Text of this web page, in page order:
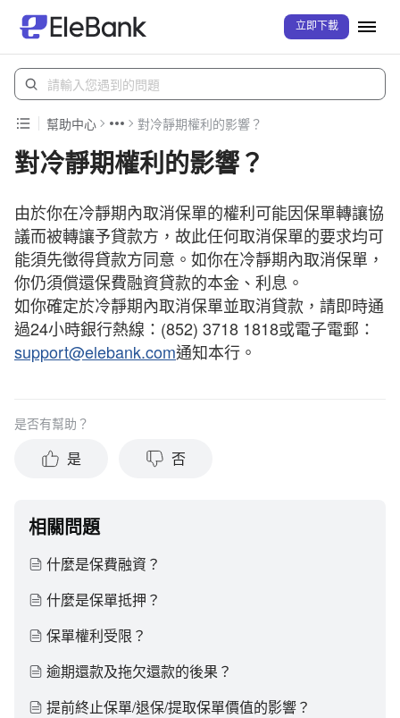
立即下載
幫助中心 對冷靜期權利的影響？
對冷靜期權利的影響？
由於你在冷靜期內取消保單的權利可能因保單轉讓協
議而被轉讓予貸款方，故此任何取消保單的要求均可
能須先徵得貸款方同意。如你在冷靜期內取消保單，
你仍須償還保費融資貸款的本金、利息。
如你確定於冷靜期內取消保單並取消貸款，請即時通
過24小時銀行熱線：(852) 3718 1818或電子電郵：
support@elebank.com通知本行。
是否有幫助？
是 否
相關問題
什麼是保費融資？
什麼是保單抵押？
保單權利受限？
逾期還款及拖欠還款的後果？
提前終止保單/退保/提取保單價值的影響？